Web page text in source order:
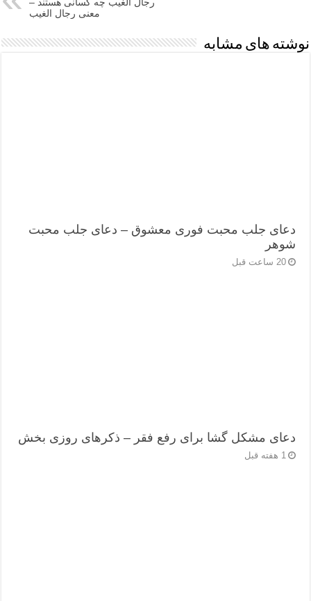
معنی رجال الغیب
نوشته های مشابه
دعای جلب محبت فوری معشوق – دعای جلب محبت
شوهر
20 ساعت قبل
دعای مشکل گشا برای رفع فقر – ذکرهای روزی‌ بخش
1 هفته قبل